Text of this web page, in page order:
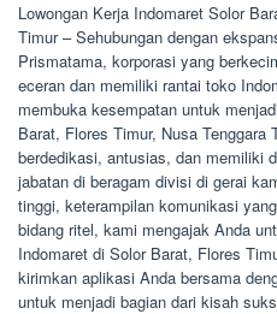
Lowongan Kerja Indomaret Solor
Timur – Sehubungan dengan
Prismatama, korporasi yang
eceran dan memiliki rantai toko
membuka kesempatan untuk
Barat, Flores Timur, Nusa
berdedikasi, antusias, dan memiliki
jabatan di beragam divisi di gerai
tinggi, keterampilan komunikasi
bidang ritel, kami mengajak Anda
Indomaret di Solor Barat, Flores
kirimkan aplikasi Anda bersama
untuk menjadi bagian dari kisah